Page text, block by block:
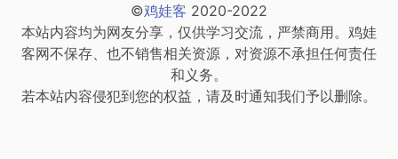
©鸡娃客 2020-2022
本站内容均为网友分享，仅供学习交流，严禁商用。鸡娃
客网不保存、也不销售相关资源，对资源不承担任何责任
和义务。
若本站内容侵犯到您的权益，请及时通知我们予以删除。